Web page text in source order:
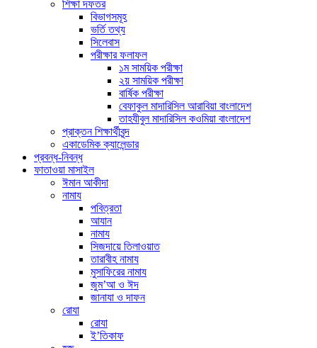
শিক্ষা দফতর
বিভাগসমূহ
ভর্তি তথ্য
সিলেবাস
পরীক্ষার ফলাফল
১ম সাময়িক পরীক্ষা
২য় সাময়িক পরীক্ষা
বার্ষিক পরীক্ষা
বেফাকুল মাদারিসিল আরাবিয়া বাংলাদেশ
তাহযীবুল মাদারিসিল কওমিয়া বাংলাদেশ
প্রাক্তন শিক্ষার্থীবৃন্দ
একাডেমিক ক্যালেন্ডার
প্রবন্ধ-নিবন্ধ
ফাতাওয়া মাসাইল
ঈমান আকীদা
নামায
পবিত্রতা
আযান
নামায
সিজদায়ে তিলাওয়াত
তারাবীহ নামায
মুসাফিরের নামায
জুম’আ ও ঈদ
জানাযা ও দাফন
রোযা
রোযা
ই’তিকাফ